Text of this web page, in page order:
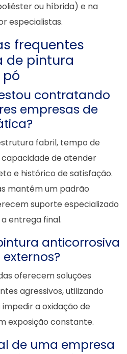
ou híbrida) e na
especialistas.
frequentes
de pintura
contratando
empresas de
fabril, tempo de
de atender
e histórico de satisfação.
mantêm um padrão
suporte especializado
entrega final.
anticorrosiva
oferecem soluções
agressivos, utilizando
a oxidação de
exposição constante.
de uma empresa